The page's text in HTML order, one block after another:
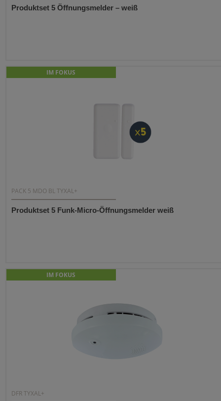
Produktset 5 Öffnungsmelder – weiß
IM FOKUS
PACK 5 MDO BL TYXAL+
Produktset 5 Funk-Micro-Öffnungsmelder weiß
IM FOKUS
DFR TYXAL+